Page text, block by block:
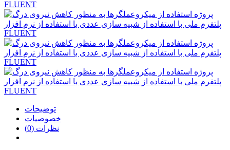
توضیحات
خصوصیات
نظرات (0)